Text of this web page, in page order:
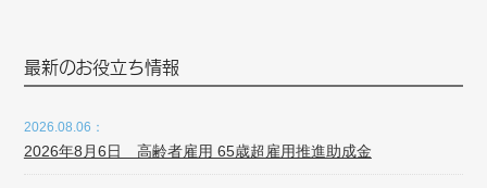
最新のお役立ち情報
2026.08.06：
2026年8月6日 高齢者雇用 65歳超雇用推進助成金